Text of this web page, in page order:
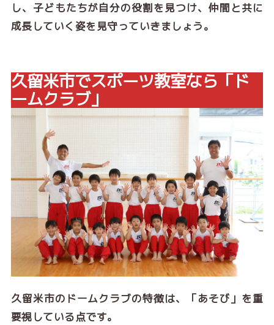
し、子どもたちが自分の役割を見つけ、仲間と共に
成長していく姿を見守っていきましょう。
久留米市でスポーツ教室なら「ド
ームクラブ」
久留米市のドームクラブの特徴は、「あそび」を重
要視している点です。